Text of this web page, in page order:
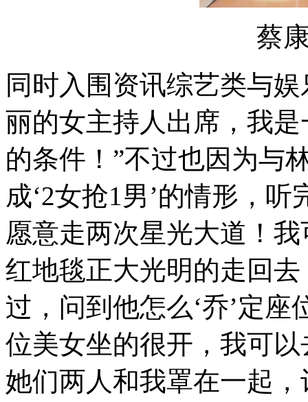
蔡
同时入围资讯综艺类与
丽的女主持人出席，我
的条件！”不过也因为与
成‘2女抢1男’的情形，
愿意走两次星光大道！
红地毯正大光明的走回
过，问到他怎么‘乔’定
位美女坐的很开，我可
她们两人和我罩在一起